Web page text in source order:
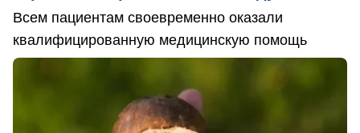
Всем пациентам своевременно оказали
квалифицированную медицинскую помощь